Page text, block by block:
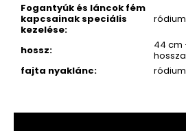
Fogantyúk és láncok fém
kapcsainak speciális
kezelése:
hossz:
44 cm
fajta nyaklánc: